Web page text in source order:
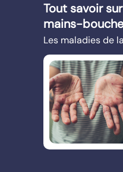
Tout savoir
mains-bouche
Les maladies de